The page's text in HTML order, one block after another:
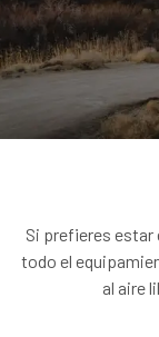
Si prefieres estar
todo el
al aire